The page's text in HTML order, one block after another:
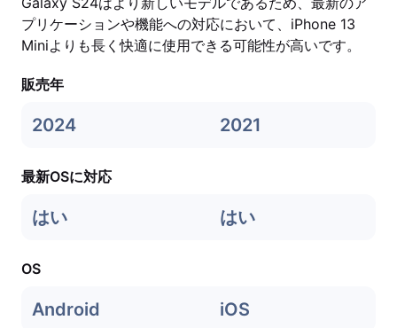
プリケーションや機能への対応において、iPhone 13
Miniよりも長く快適に使用できる可能性が高いです。
販売年
2024 2021
最新OSに対応
はい はい
OS
Android iOS